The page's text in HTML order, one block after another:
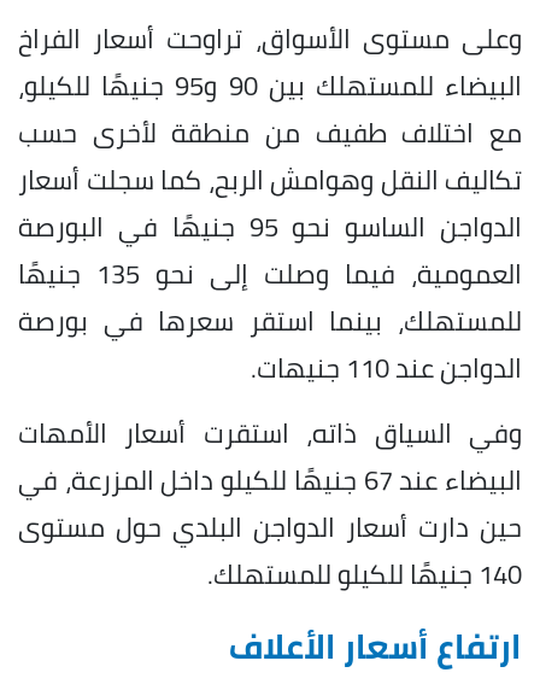
وعلى مستوى الأسواق، تراوحت أسعار الفراخ
البيضاء للمستهلك بين 90 و95 جنيهًا للكيلو،
مع اختلاف طفيف من منطقة لأخرى حسب
تكاليف النقل وهوامش الربح، كما سجلت أسعار
الدواجن الساسو نحو 95 جنيهًا في البورصة
العمومية، فيما وصلت إلى نحو 135 جنيهًا
للمستهلك، بينما استقر سعرها في بورصة
الدواجن عند 110 جنيهات.
وفي السياق ذاته، استقرت أسعار الأمهات
البيضاء عند 67 جنيهًا للكيلو داخل المزرعة، في
حين دارت أسعار الدواجن البلدي حول مستوى
140 جنيهًا للكيلو للمستهلك.
ارتفاع أسعار الأعلاف